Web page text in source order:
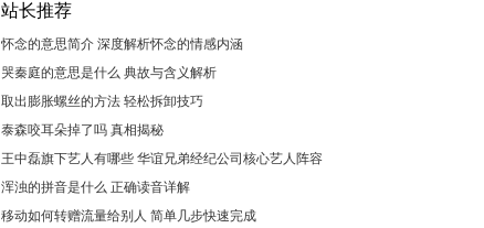
站长推荐
怀念的意思简介 深度解析怀念的情感内涵
哭秦庭的意思是什么 典故与含义解析
取出膨胀螺丝的方法 轻松拆卸技巧
泰森咬耳朵掉了吗 真相揭秘
王中磊旗下艺人有哪些 华谊兄弟经纪公司核心艺人阵容
浑浊的拼音是什么 正确读音详解
移动如何转赠流量给别人 简单几步快速完成